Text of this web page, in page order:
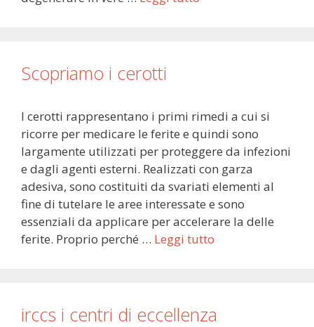
Scopriamo i cerotti
I cerotti rappresentano i primi rimedi a cui si
ricorre per medicare le ferite e quindi sono
largamente utilizzati per proteggere da infezioni
e dagli agenti esterni. Realizzati con garza
adesiva, sono costituiti da svariati elementi al
fine di tutelare le aree interessate e sono
essenziali da applicare per accelerare la delle
ferite. Proprio perché … Leggi tutto
irccs i centri di eccellenza